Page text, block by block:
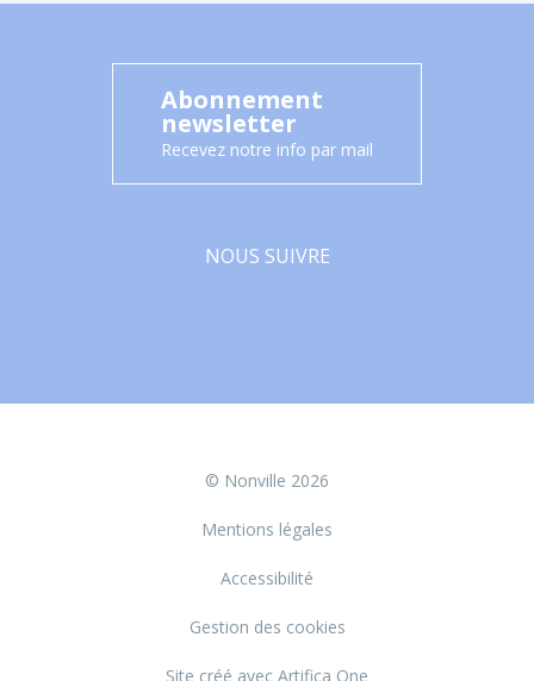
Abonnement
newsletter
Recevez notre info par mail
NOUS SUIVRE
© Nonville 2026
Mentions légales
Accessibilité
Gestion des cookies
Site créé avec Artifica One